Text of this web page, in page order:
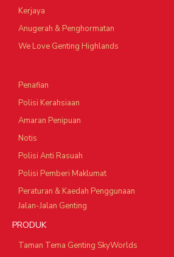
Kerjaya
Anugerah & Penghormatan
We Love Genting Highlands
Penafian
Polisi Kerahsiaan
Amaran Penipuan
Notis
Polisi Anti Rasuah
Polisi Pemberi Maklumat
Peraturan & Kaedah Penggunaan
Jalan-Jalan Genting
PRODUK
Taman Tema Genting SkyWorlds